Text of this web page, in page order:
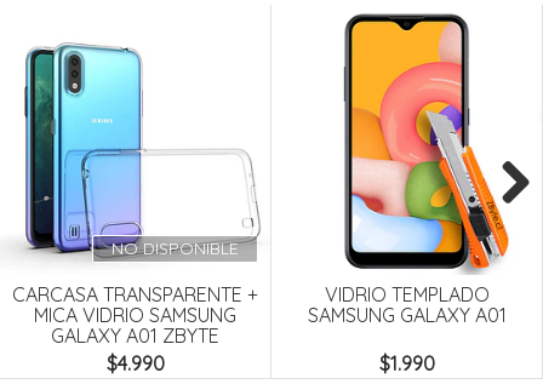
NO DISPONIBLE
CARCASA TRANSPARENTE +
MICA VIDRIO SAMSUNG
GALAXY A01 ZBYTE
$4.990
VIDRIO TEMPLADO
SAMSUNG GALAXY A01
$1.990
Next